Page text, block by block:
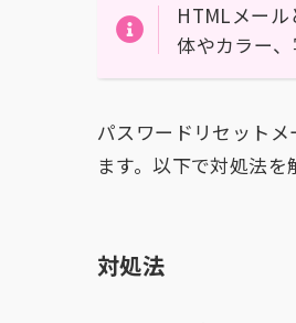
HTMLメール
体やカラー
パスワードリセットメ
ます。以下で対処法を
対処法